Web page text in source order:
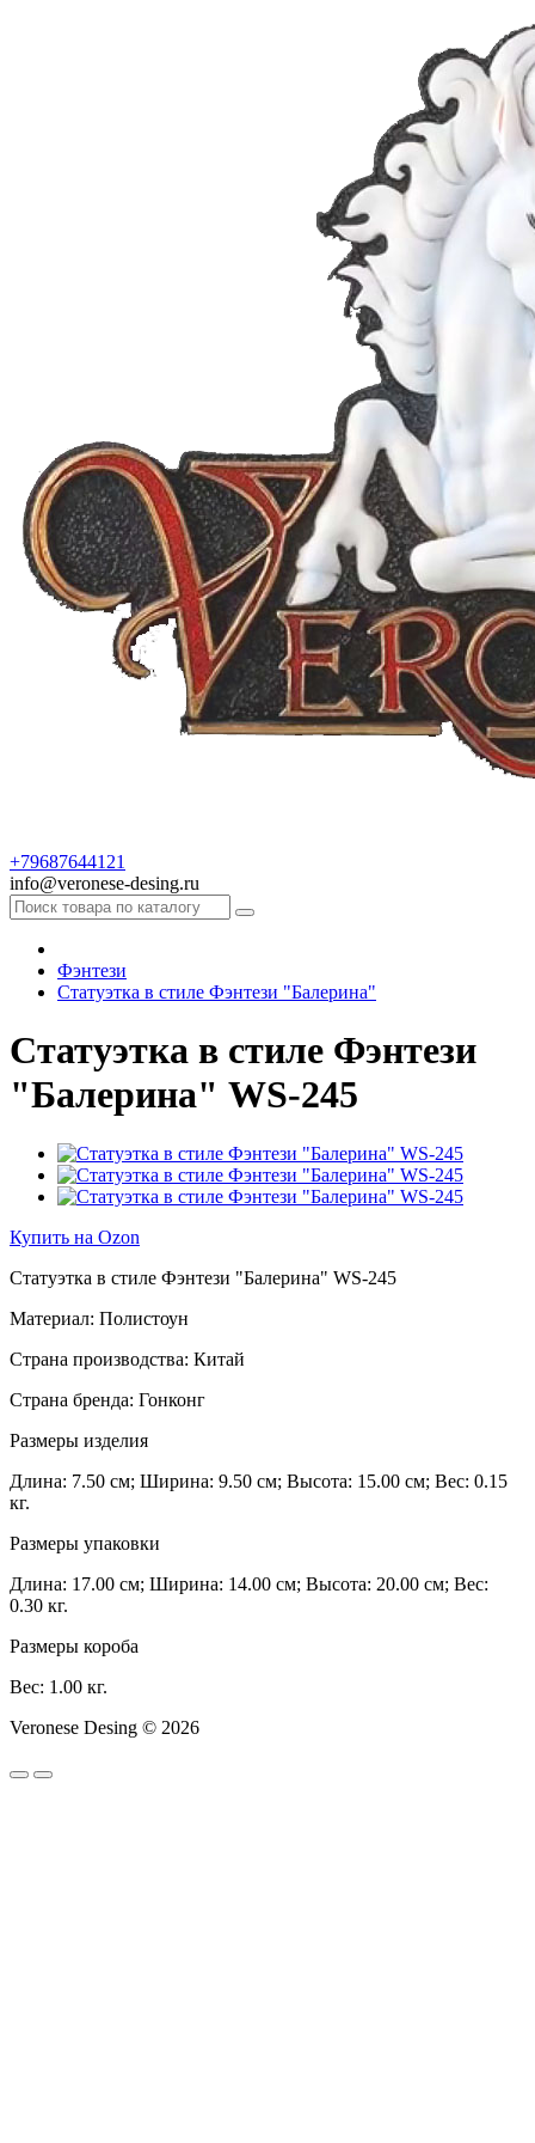
+79687644121
info@veronese-desing.ru
Фэнтези
Статуэтка в стиле Фэнтези "Балерина"
Статуэтка в стиле Фэнтези
"Балерина" WS-245
Купить на Ozon
Статуэтка в стиле Фэнтези "Балерина" WS-245
Материал: Полистоун
Страна производства: Китай
Страна бренда: Гонконг
Размеры изделия
Длина: 7.50 см; Ширина: 9.50 см; Высота: 15.00 см; Вес: 0.15
кг.
Размеры упаковки
Длина: 17.00 см; Ширина: 14.00 см; Высота: 20.00 см; Вес:
0.30 кг.
Размеры короба
Вес: 1.00 кг.
Veronese Desing © 2026